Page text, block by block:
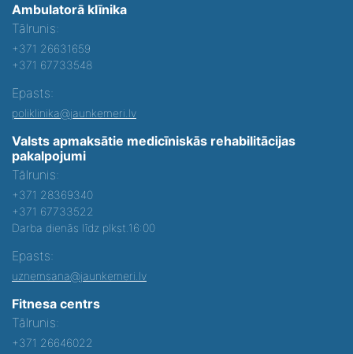
Ambulatorā klīnika
Tālrunis:
+371 26631659
+371 67733548
Epasts:
poliklinika@jaunkemeri.lv
Valsts apmaksātie medicīniskās rehabilitācijas
pakalpojumi
Tālrunis:
+371 28369340
+371 67733522
Darba dienās līdz plkst.16:00
Epasts:
uznemsana@jaunkemeri.lv
Fitnesa centrs
Tālrunis:
+371 26646022